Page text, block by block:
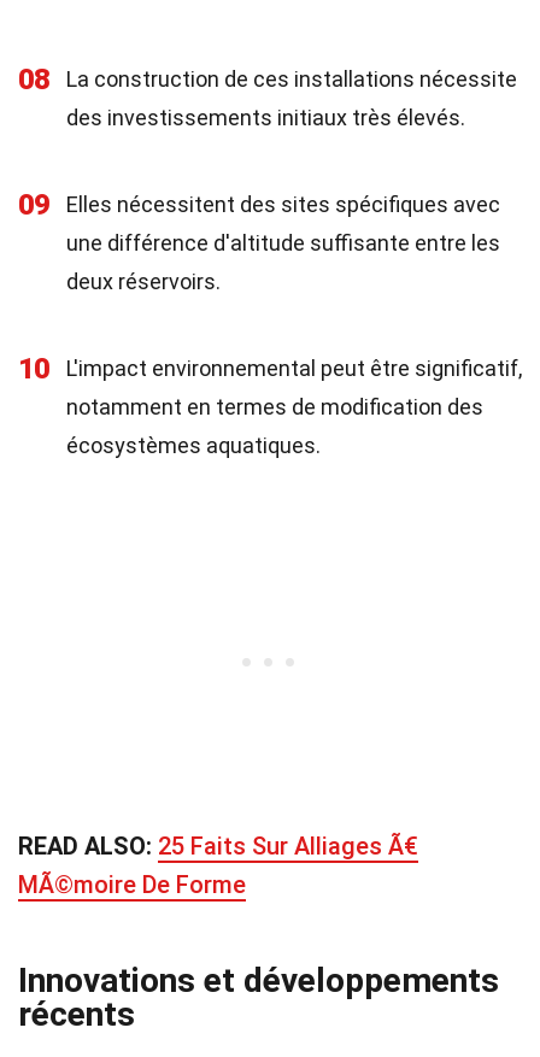
08
La construction de ces installations nécessite
des investissements initiaux très élevés.
09
Elles nécessitent des sites spécifiques avec
une différence d'altitude suffisante entre les
deux réservoirs.
10
L'impact environnemental peut être significatif,
notamment en termes de modification des
écosystèmes aquatiques.
READ ALSO: 25 Faits Sur Alliages Ã€
MÃ©moire De Forme
Innovations et développements
récents